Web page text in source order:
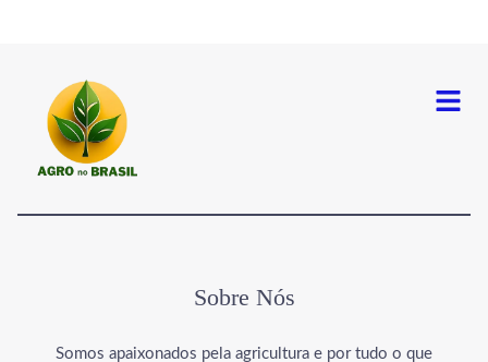
Menu
Sobre Nós
Somos apaixonados pela agricultura e por tudo o que